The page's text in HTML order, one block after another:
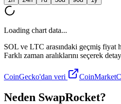
Loading chart data...
SOL ve LTC arasındaki geçmiş fiyat
Farklı zaman aralıklarını seçerek
CoinGecko'dan veri
Neden SwapRocket?